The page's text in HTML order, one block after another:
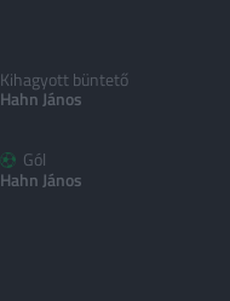
Kihagyott büntető
Hahn János
Gól
Hahn János